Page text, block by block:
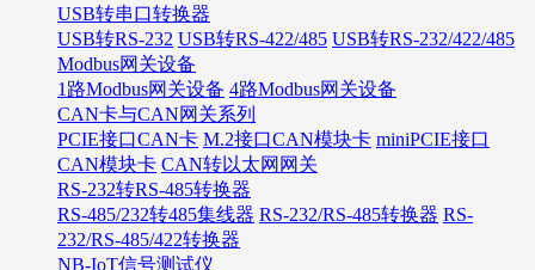
USB转串口转换器
USB转RS-232 USB转RS-422/485 USB转RS-232/422/485
Modbus网关设备
1路Modbus网关设备 4路Modbus网关设备
CAN卡与CAN网关系列
PCIE接口CAN卡 M.2接口CAN模块卡 miniPCIE接口
CAN模块卡 CAN转以太网网关
RS-232转RS-485转换器
RS-485/232转485集线器 RS-232/RS-485转换器 RS-
232/RS-485/422转换器
NB-IoT信号测试仪